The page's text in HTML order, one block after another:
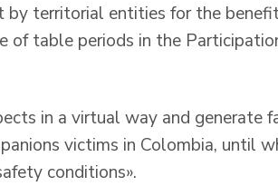
by territorial entities for the
of table periods in the
in a virtual way and generate
victims in Colombia, until
conditions».